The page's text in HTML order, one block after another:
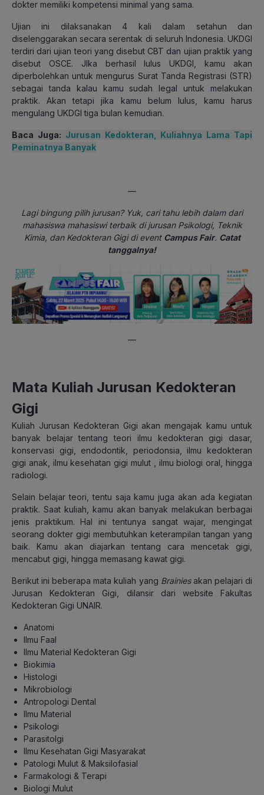
dokter memiliki kompetensi minimal yang sama.
Ujian ini dilaksanakan 4 kali dalam setahun dan
diselenggarakan secara serentak di seluruh Indonesia. UKDGI
terdiri dari ujian teori yang disebut CBT dan ujian praktik yang
disebut OSCE. JIka berhasil lulus UKDGI, kamu akan
diperbolehkan untuk mengurus Surat Tanda Registrasi (STR)
sebagai tanda kalau kamu sudah legal untuk melakukan
praktik. Akan tetapi jika kamu belum lulus, kamu harus
mengulang UKDGI tiga bulan kemudian.
Baca Juga: Jurusan Kedokteran, Kuliahnya Lama Tapi
Peminatnya Banyak
—
Lagi bingung pilih jurusan? Yuk, cari tahu lebih dalam dari
mahasiswa mahasiswi terbaik di jurusan Psikologi, Teknik
Kimia, dan Kedokteran Gigi di event Campus Fair. Catat
tanggalnya!
—
Mata Kuliah Jurusan Kedokteran
Gigi
Kuliah Jurusan Kedokteran Gigi akan mengajak kamu untuk
banyak belajar tentang teori ilmu kedokteran gigi dasar,
konservasi gigi, endodontik, periodonsia, ilmu kedokteran
gigi anak, ilmu kesehatan gigi mulut , ilmu biologi oral, hingga
radiologi.
Selain belajar teori, tentu saja kamu juga akan ada kegiatan
praktik. Saat kuliah, kamu akan banyak melakukan berbagai
jenis praktikum. Hal ini tentunya sangat wajar, mengingat
seorang dokter gigi membutuhkan keterampilan tangan yang
baik. Kamu akan diajarkan tentang cara mencetak gigi,
mencabut gigi, hingga memasang kawat gigi.
Berikut ini beberapa mata kuliah yang Brainies akan pelajari di
Jurusan Kedokteran Gigi, dilansir dari website Fakultas
Kedokteran Gigi UNAIR.
Anatomi
Ilmu Faal
Ilmu Material Kedokteran Gigi
Biokimia
Histologi
Mikrobiologi
Antropologi Dental
Ilmu Material
Psikologi
Parasitolgi
Ilmu Kesehatan Gigi Masyarakat
Patologi Mulut & Maksilofasial
Farmakologi & Terapi
Biologi Mulut